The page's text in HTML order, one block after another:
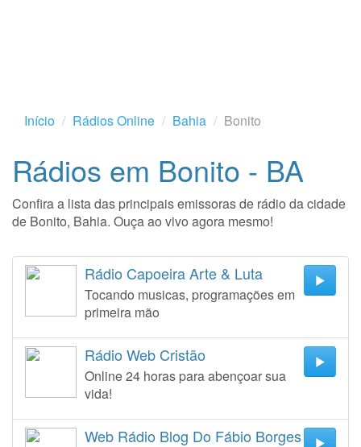
Início Rádios Online Bahia Bonito
Rádios em Bonito - BA
Confira a lista das principais emissoras de rádio da cidade
de Bonito, Bahia. Ouça ao vivo agora mesmo!
Rádio Capoeira Arte & Luta
Tocando musicas, programações em
primeira mão
Rádio Web Cristão
Online 24 horas para abençoar sua
vida!
Web Rádio Blog Do Fábio Borges